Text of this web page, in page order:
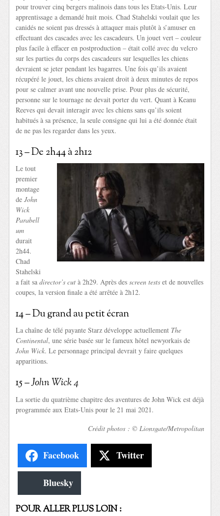
pour trouver cinq bergers malinois dans tous les Etats-Unis. Leur
apprentissage a demandé huit mois. Chad Stahelski voulait que les
canidés ne soient pas dressés à attaquer mais plutôt à s’amuser en
effectuant des cascades avec les cascadeurs. Un jouet vert – couleur
plus facile à effacer en postproduction – était collé avec du velcro
sur les parties du corps des cascadeurs sur lesquelles les chiens
devraient se jeter pendant les bagarres. Une fois qu’ils avaient
récupéré le jouet, les chiens avaient droit à deux minutes de repos
pour se calmer avant une nouvelle prise. Pour plus de sécurité,
personne sur le tournage ne devait porter du vert. Quant à Keanu
Reeves qui devait interagir avec les chiens sans qu’ils soient
habitués à sa présence, la seule consigne qui lui a été donnée était
de ne pas les regarder dans les yeux.
13 – De 2h44 à 2h12
Le tout
premier
montage
deJohn
Wick
Parabell
um
durait
2h44.
Chad
Stahelski
a fait sadirector’s cut à 2h29. Après desscreen tests et de nouvelles
coupes, la version finale a été arrêtée à 2h12.
14 – Du grand au petit écran
La chaîne de télé payante Starz développe actuellement The
Continental, une série basée sur le fameux hôtel newyorkais de
John Wick. Le personnage principal devrait y faire quelques
apparitions.
15 –John Wick 4
La sortie du quatrième chapitre des aventures de John Wick est déjà
programmée aux Etats-Unis pour le 21 mai 2021.
Crédit photos : © Lionsgate/Metropolitan
Facebook Twitter
Bluesky
POUR ALLER PLUS LOIN :